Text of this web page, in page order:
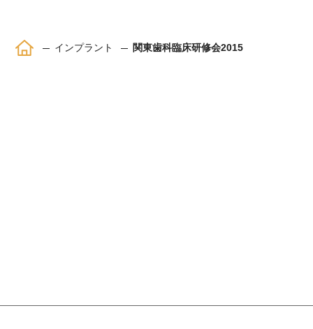
ホーム インプラント 関東歯科臨床研修会2015